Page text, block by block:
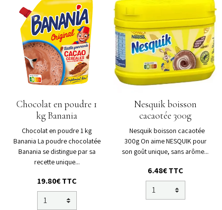
Chocolat en poudre 1
kg Banania
Chocolat en poudre 1 kg
Banania La poudre chocolatée
Banania se distingue par sa
recette unique...
19.80€ TTC
Nesquik boisson
cacaotée 300g
Nesquik boisson cacaotée
300g On aime NESQUIK pour
son goût unique, sans arôme...
6.48€ TTC